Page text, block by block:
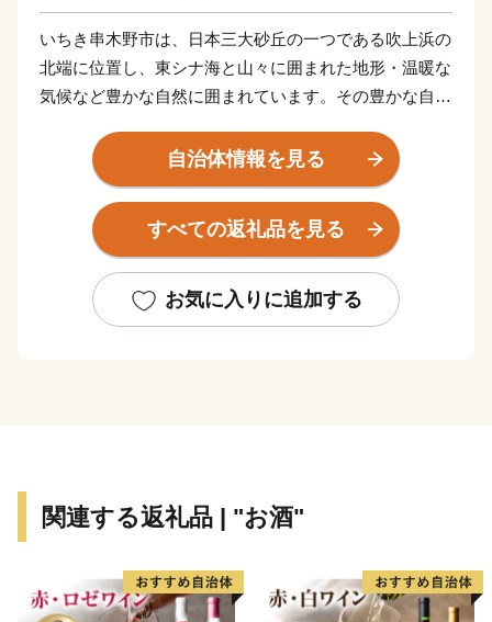
いちき串木野市は、日本三大砂丘の一つである吹上浜の
北端に位置し、東シナ海と山々に囲まれた地形・温暖な
気候など豊かな自然に囲まれています。その豊かな自然
てきた「つけあげ」、「ちりめん」、「まぐろ」、「焼
酎」、「ぽんかん」、「サワーポメロ」などの特産品に
恵まれ、「食」の豊かなまちとして発展してきておりま
自治体情報を見る
すべての返礼品を見る
お気に入りに追加する
関連する返礼品 | "お酒"